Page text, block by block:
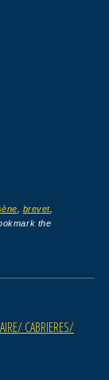
brevet
the
CABRIERES/